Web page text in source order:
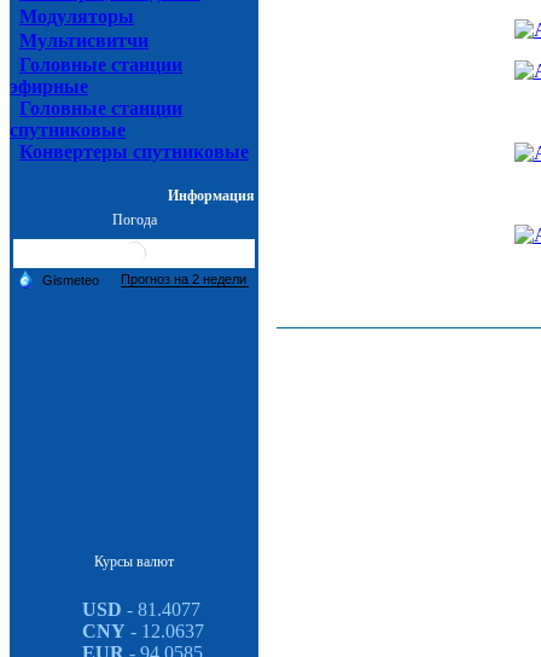
Модуляторы
Мультисвитчи
Головные станции
эфирные
Головные станции
спутниковые
Конвертеры спутниковые
Информация
Погода
Курсы валют
USD - 81.4077
CNY - 12.0637
EUR - 94.0585